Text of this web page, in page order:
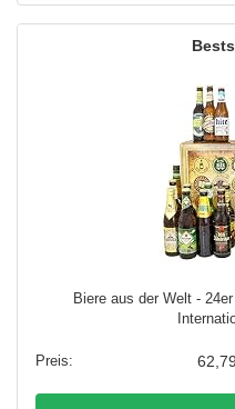
Biere aus der Welt -